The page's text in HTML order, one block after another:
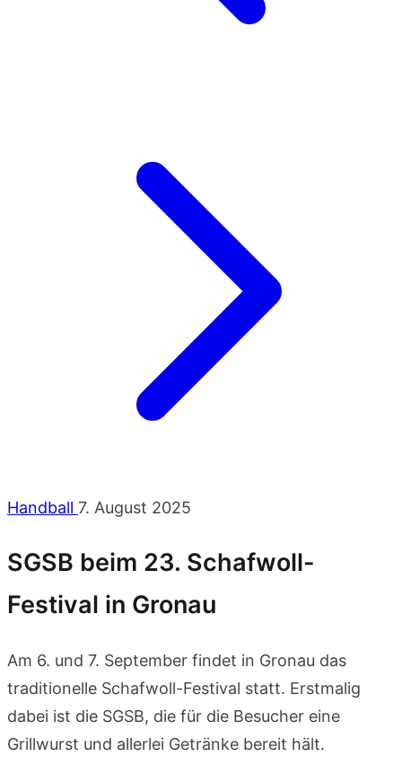
Handball 7. August 2025
SGSB beim 23. Schafwoll-
Festival in Gronau
Am 6. und 7. September findet in Gronau das
traditionelle Schafwoll-Festival statt. Erstmalig
dabei ist die SGSB, die für die Besucher eine
Grillwurst und allerlei Getränke bereit hält.